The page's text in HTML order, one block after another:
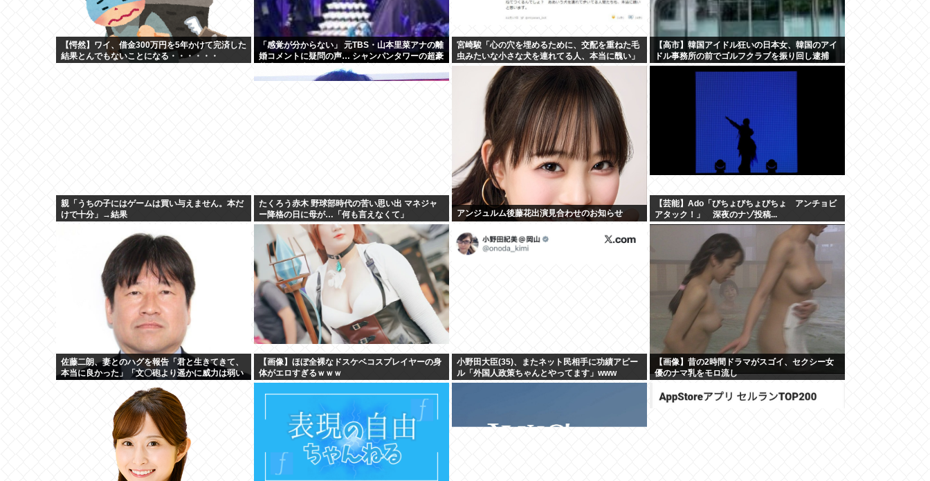
【愕然】ワイ、借金300万円を5年かけて完済した
結果とんでもないことになる・・・・・・
「感覚が分からない」 元TBS・山本里菜アナの離
婚コメントに疑問の声… シャンパンタワーの超豪
華式も結婚生活は4年半で終止符
宮崎駿「心の穴を埋めるために、交配を重ねた毛
虫みたいな小さな犬を連れてる人、本当に醜い」
←これどう思う？
【高市】韓国アイドル狂いの日本女、韓国のアイ
ドル事務所の前でゴルフクラブを振り回し逮捕
親「うちの子にはゲームは買い与えません。本だ
けで十分」→結果
たくろう赤木 野球部時代の苦い思い出 マネジャ
ー降格の日に母が…「何も言えなくて」
アンジュルム後藤花出演見合わせのお知らせ
【芸能】Ado「びちょびちょびちょ アンチョビ
アタック！」 深夜のナゾ投稿...
佐藤二朗、妻とのハグを報告「君と生きてきて、
本当に良かった」「文〇砲より遥かに威力は弱い
【画像】ほぼ全裸なドスケベコスプレイヤーの身
体がエロすぎるｗｗｗ
小野田大臣(35)、またネット民相手に功績アピー
ル「外国人政策ちゃんとやってます」www
【画像】昔の2時間ドラマがスゴイ、セクシー女
優のナマ乳をモロ流し